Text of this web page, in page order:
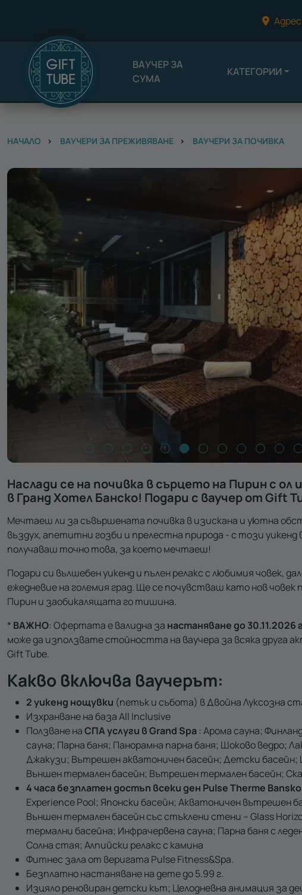
ВАУЧЕР ЗА
СУМА
КАТЕГОРИИ
НАЧАЛО ВАУЧЕРИ ЗА ПРЕЖИВЯВАНЕ ВАУЧЕРИ ЗА ПОЧИВКА
Наслади се на почивка в сърцето на Пирин с ол
в Гранд Хотел Банско! Подари с ваучер от Gift
Мечтаеш ли за съвършената почивка в изискана и уютна
въздух, апетитни гозби и прелестна природа - с този уикенд
получаваш точно това, за което мечтаеш!
Подари си вълшебен уикенд и пълен релакс с любимия човек,
ежедневие на големия град. Ще се почувстваш като нов човек
Пирин и заобикалящата го тишина.
* ВАЖНО: Офертата е валидна за настаняване до 30.11.2026 г
може да използвате стойността на ваучера за всяка друга
Gift Tube.
Какво включва ваучерът:
2 уикенд нощувки (петък и събота) в Двойна Луксозна
Изхранване на база All Inclusive
Ползване наСПА услуги вGrand Spa : Арома сауна;
сауна; Парна баня; Панорамна парна баня; Шоково ведро;
Джакузи; Вътрешен акватоничен басейн; Детски басейн;
Външен термален басейн; Вътрешен термален басейн;
4 часа безплатен достъп всеки ден Pulse Therme Bansko
Experience Pool; Японски басейн; Акватоничен вътрешен
Външен термален басейн със стъклени стени – Glass
термални басейна; Инфрачервена сауна; Парна баня с
Солна стая; Алпийски релакс с камина
Фитнес зала от веригата Pulse Fitness&Spa.
Безплатно настаняване на дете до 5.99 г.
Изцяло реновиран детски кът; Целодневна анимация за